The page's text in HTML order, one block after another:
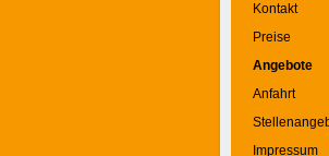
Kontakt
Preise
Angebote
Anfahrt
Impressum